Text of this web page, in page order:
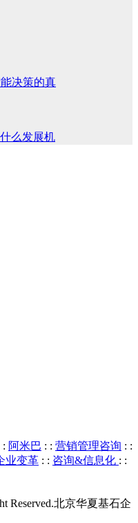
决策的真
么发展机
: 阿米巴 : : 营销管理咨询 : :
业变革 : : 咨询&信息化 : :
Reserved.北京华夏基石企